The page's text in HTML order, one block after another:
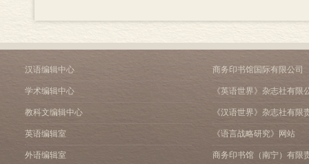
汉语编辑中心
学术编辑中心
教科文编辑中心
英语编辑室
外语编辑室
商务印书馆国际有限公司
《英语世界》杂志社有限
《汉语世界》杂志社有限
《语言战略研究》网站
商务印书馆（南宁）有限